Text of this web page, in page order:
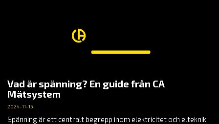
Vad är spänning? En guide från CA
Mätsystem
2024-11-15
Spänning är ett centralt begrepp inom elektricitet och elteknik.